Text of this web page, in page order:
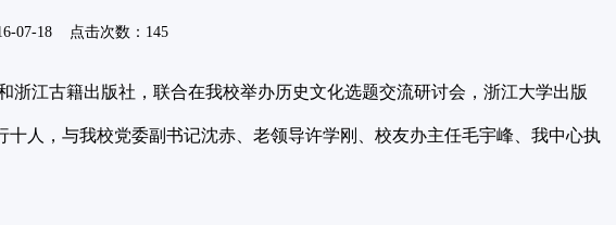
07-18 点击次数： 145
浙江古籍出版社，联合在我校举办历史文化选题交流研讨会，浙江大学出版
人，与我校党委副书记沈赤、老领导许学刚、校友办主任毛宇峰、我中心执